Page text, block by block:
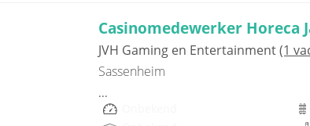
Casinomedewerker Horeca
JVH Gaming en Entertainment(1
Sassenheim
...